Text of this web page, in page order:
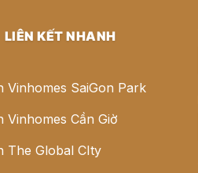
LIÊN KẾT NHANH
Vinhomes SaiGon Park
Vinhomes Cần Giờ
The Global CIty